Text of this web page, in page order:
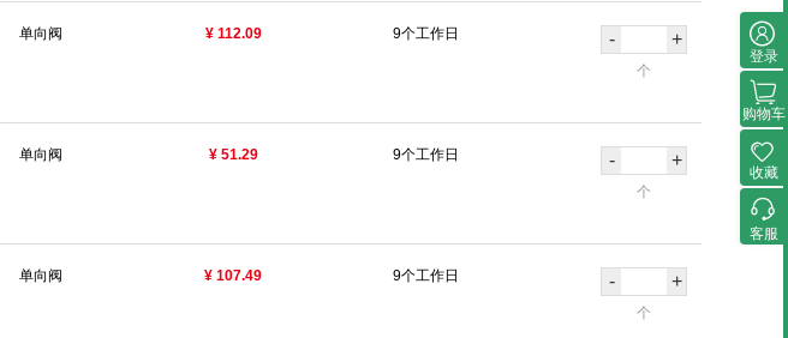
单向阀 ¥ 112.09 9个工作日 - +
个
单向阀 ¥ 51.29 9个工作日 - +
个
单向阀 ¥ 107.49 9个工作日 - +
个
登录
购物车
收藏
客服